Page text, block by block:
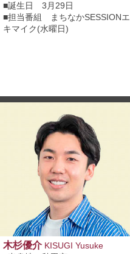
■誕生日 3月29日
■担当番組
まちなかSESSIONエ
キマイク(水曜日)
木杉優介KISUGI Yusuke